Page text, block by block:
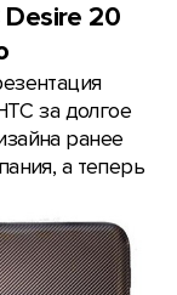
Desire 20
за долгое
ранее
а теперь